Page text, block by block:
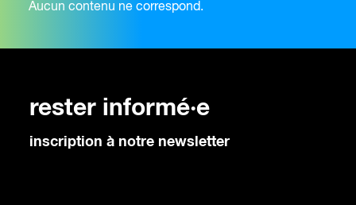
Aucun contenu ne correspond.
rester informé·e
inscription à notre newsletter